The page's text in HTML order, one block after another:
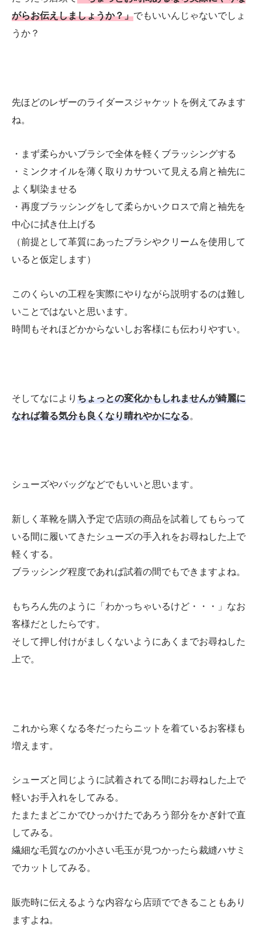
がらお伝えしましょうか？」でもいいんじゃないでしょ
うか？
先ほどのレザーのライダースジャケットを例えてみます
ね。
・まず柔らかいブラシで全体を軽くブラッシングする
・ミンクオイルを薄く取りカサついて見える肩と袖先に
よく馴染ませる
・再度ブラッシングをして柔らかいクロスで肩と袖先を
中心に拭き仕上げる
（前提として革質にあったブラシやクリームを使用して
いると仮定します）
このくらいの工程を実際にやりながら説明するのは難し
いことではないと思います。
時間もそれほどかからないしお客様にも伝わりやすい。
そしてなにより ちょっとの変化かもしれませんが綺麗に
なれば着る気分も良くなり晴れやかになる。
シューズやバッグなどでもいいと思います。
新しく革靴を購入予定で店頭の商品を試着してもらって
いる間に履いてきたシューズの手入れをお尋ねした上で
軽くする。
ブラッシング程度であれば試着の間でもできますよね。
もちろん先のように「わかっちゃいるけど・・・」なお
客様だとしたらです。
そして押し付けがましくないようにあくまでお尋ねした
上で。
これから寒くなる冬だったらニットを着ているお客様も
増えます。
シューズと同じように試着されてる間にお尋ねした上で
軽いお手入れをしてみる。
たまたまどこかでひっかけたであろう部分をかぎ針で直
してみる。
繊細な毛質なのか小さい毛玉が見つかったら裁縫ハサミ
でカットしてみる。
販売時に伝えるような内容なら店頭でできることもあり
ますよね。